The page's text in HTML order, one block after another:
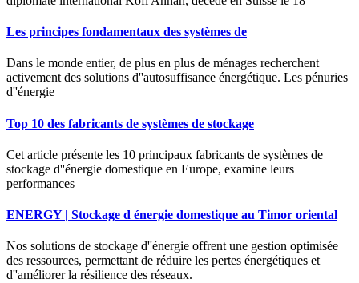
Les principes fondamentaux des systèmes de
Dans le monde entier, de plus en plus de ménages recherchent
activement des solutions d''autosuffisance énergétique. Les pénuries
d''énergie
Top 10 des fabricants de systèmes de stockage
Cet article présente les 10 principaux fabricants de systèmes de
stockage d''énergie domestique en Europe, examine leurs
performances
ENERGY | Stockage d énergie domestique au Timor oriental
Nos solutions de stockage d''énergie offrent une gestion optimisée
des ressources, permettant de réduire les pertes énergétiques et
d''améliorer la résilience des réseaux.